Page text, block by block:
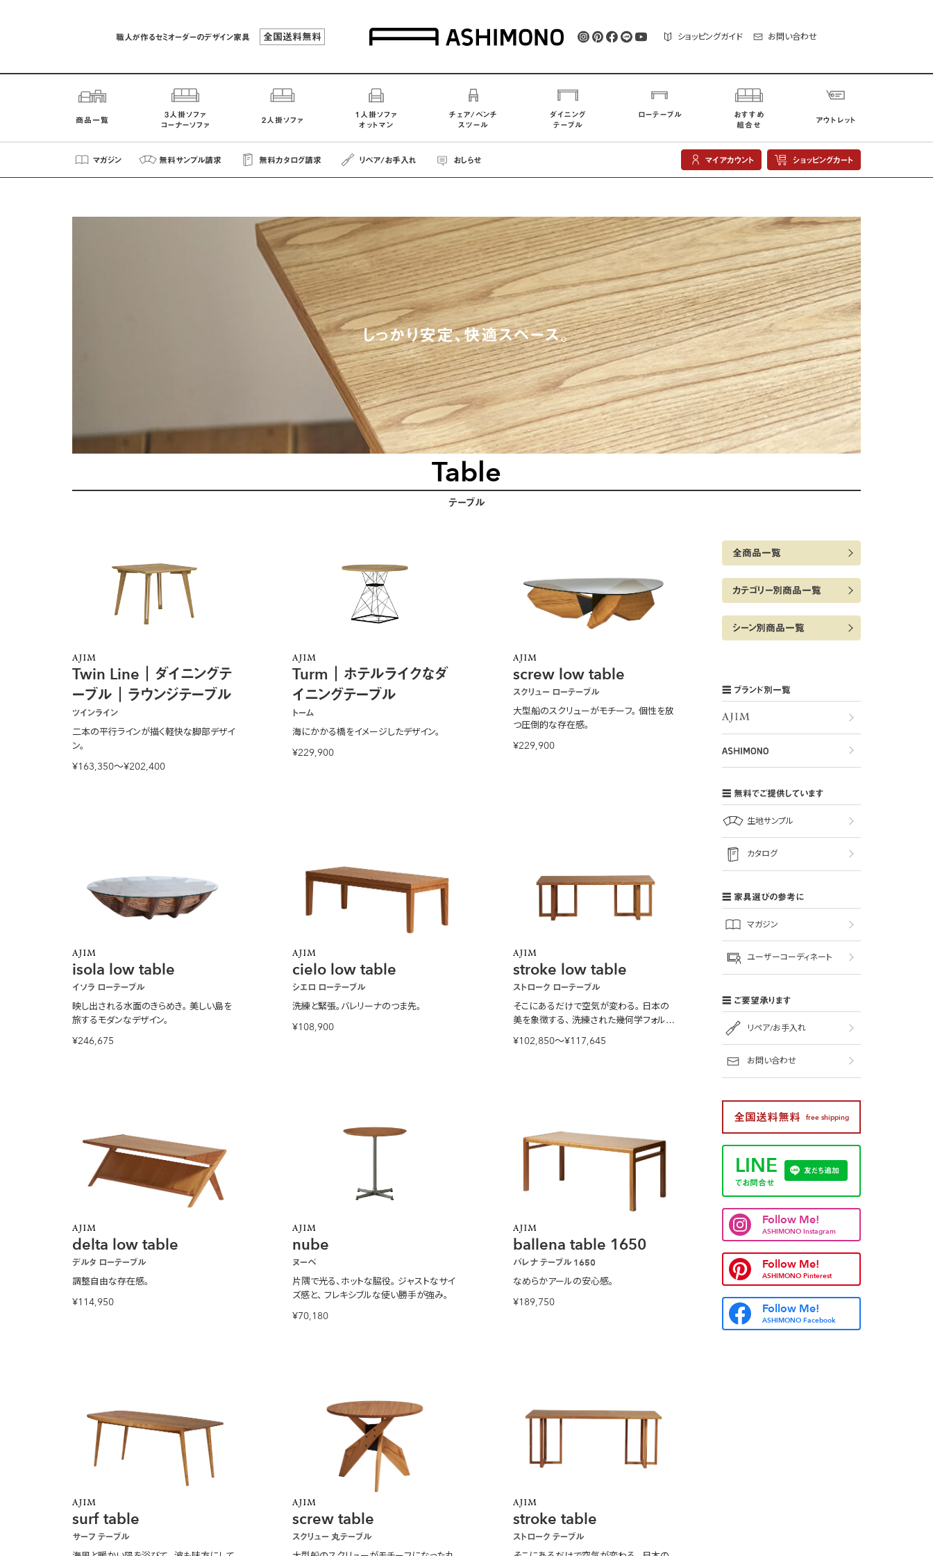
職人が作るセミオーダーのデザイン家具 全国送料無料
商品一覧
3人掛ソファ
コーナーソファ
2人掛ソファ
1人掛ソファ
オットマン
チェア/ベンチ
スツール
ダイニング
テーブル
ローテーブル
おすすめ
組合せ
アウトレット
マガジン 無料サンプル請求 無料カタログ請求 リペア/お手入れ おしらせ マイアカウント ショッピングカート
ショッピングガイド お問い合わせ
Table
テーブル
しっかり安定、快適スペース。
Twin Line｜ダイニングテ
ーブル｜ラウンジテーブル
ツインライン
二本の平行ラインが描く軽快な脚部デザイ
ン。
¥163,350〜¥202,400
Turm｜ホテルライクなダ
イニングテーブル
トーム
海にかかる橋をイメージしたデザイン。
¥229,900
screw low table
スクリュー ローテーブル
大型船のスクリューがモチーフ。 個性を放
つ圧倒的な存在感。
¥229,900
isola low table
イソラ ローテーブル
映し出される水面のきらめき。 美しい島を
旅するモダンなデザイン。
¥246,675
cielo low table
シエロ ローテーブル
洗練と緊張。バレリーナのつま先。
¥108,900
stroke low table
ストローク ローテーブル
そこにあるだけで空気が変わる。 日本の
美を象徴する、 洗練された幾何学フォル
ム。
¥102,850〜¥117,645
delta low table
デルタ ローテーブル
調整自由な存在感。
¥114,950
nube
ヌーベ
片隅で光る、ホットな脇役。 ジャストなサイ
ズ感と、 フレキシブルな使い勝手が強み。
¥70,180
ballena table 1650
バレナ テーブル 1650
なめらかアールの安心感。
¥189,750
surf table
サーフ テーブル
screw table
スクリュー 丸テーブル
stroke table
ストローク テーブル
全商品一覧
カテゴリー別商品一覧
シーン別商品一覧
ブランド別一覧
無料でご提供しています
生地サンプル
カタログ
家具選びの参考に
マガジン
ユーザーコーディネート
ご要望承ります
リペア/お手入れ
お問い合わせ
全国送料無料 free shipping
LINE
でお問合せ
友だち追加
Follow Me!
ASHIMONO Instagram
Follow Me!
ASHIMONO Pinterest
Follow Me!
ASHIMONO Facebook